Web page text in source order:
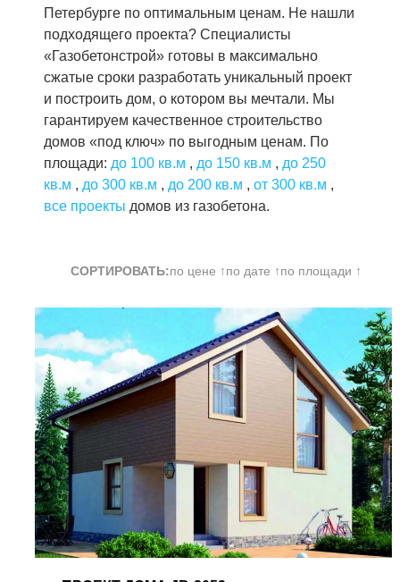
Петербурге по оптимальным ценам. Не нашли
подходящего проекта? Специалисты
«Газобетонстрой» готовы в максимально
сжатые сроки разработать уникальный проект
и построить дом, о котором вы мечтали. Мы
гарантируем качественное строительство
домов «под ключ» по выгодным ценам. По
площади: до 100 кв.м , до 150 кв.м , до 250
кв.м , до 300 кв.м , до 200 кв.м , от 300 кв.м ,
все проекты домов из газобетона.
СОРТИРОВАТЬ:по цене ↑по дате ↑по площади ↑